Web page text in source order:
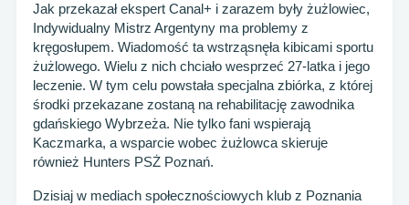
Jak przekazał ekspert Canal+ i zarazem były żużlowiec,
Indywidualny Mistrz Argentyny ma problemy z
kręgosłupem. Wiadomość ta wstrząsnęła kibicami sportu
żużlowego. Wielu z nich chciało wesprzeć 27-latka i jego
leczenie. W tym celu powstała specjalna zbiórka, z której
środki przekazane zostaną na rehabilitację zawodnika
gdańskiego Wybrzeża. Nie tylko fani wspierają
Kaczmarka, a wsparcie wobec żużlowca skieruje
również Hunters PSŻ Poznań.
Dzisiaj w mediach społecznościowych klub z Poznania